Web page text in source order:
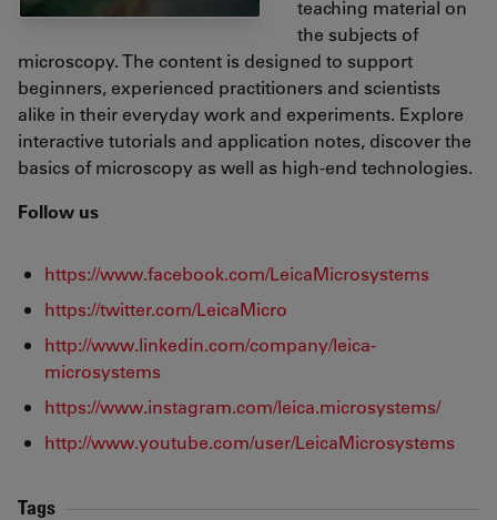
teaching material on
the subjects of
microscopy. The content is designed to support
beginners, experienced practitioners and scientists
alike in their everyday work and experiments. Explore
interactive tutorials and application notes, discover the
basics of microscopy as well as high-end technologies.
Follow us
https://www.facebook.com/LeicaMicrosystems
https://twitter.com/LeicaMicro
http://www.linkedin.com/company/leica-
microsystems
https://www.instagram.com/leica.microsystems/
http://www.youtube.com/user/LeicaMicrosystems
Tags